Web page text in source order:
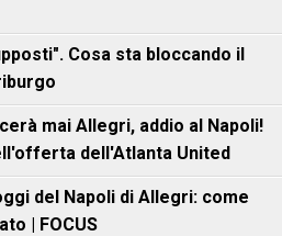
Cosa sta bloccando il
mai Allegri, addio al Napoli!
dell'Atlanta United
del Napoli di Allegri: come
| FOCUS